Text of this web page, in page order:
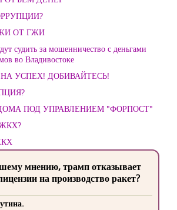
ОТ ГЖИ
судить за мошенничество с деньгами
во Владивостоке
УСПЕХ! ДОБИВАЙТЕСЬ!
ПОД УПРАВЛЕНИЕМ "ФОРПОСТ"
мнению, трамп отказывает
на производство ракет?